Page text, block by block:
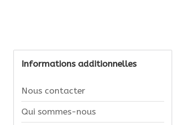
Informations additionnelles
Nous contacter
Qui sommes-nous